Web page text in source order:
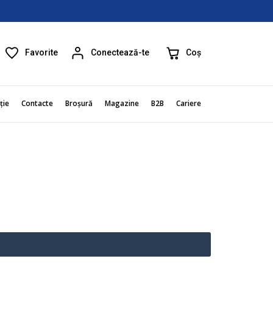
Favorite Conectează-te Coș
Contacte Broșură Magazine B2B Cariere